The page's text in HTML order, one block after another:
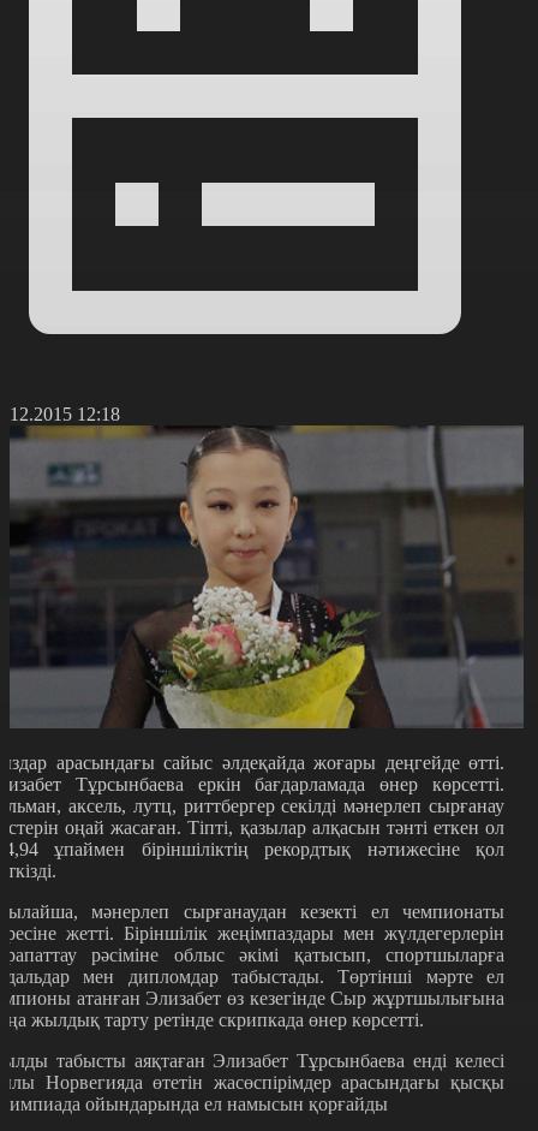
12:18
арасындағы сайыс әлдеқайда жоғары деңгейде өтті.
Тұрсынбаева еркін бағдарламада өнер көрсетті.
аксель, лутц, риттбергер секілді мәнерлеп сырғанау
оңай жасаған. Тіпті, қазылар алқасын тәнті еткен ол
ұпаймен біріншіліктің рекордтық нәтижесіне қол
мәнерлеп сырғанаудан кезекті ел чемпионаты
жетті. Біріншілік жеңімпаздары мен жүлдегерлерін
рәсіміне облыс әкімі қатысып, спортшыларға
мен дипломдар табыстады. Төртінші мәрте ел
атанған Элизабет өз кезегінде Сыр жұртшылығына
жылдық тарту ретінде скрипкада өнер көрсетті.
табысты аяқтаған Элизабет Тұрсынбаева енді келесі
Норвегияда өтетін жасөспірімдер арасындағы қысқы
ойындарында ел намысын қорғайды